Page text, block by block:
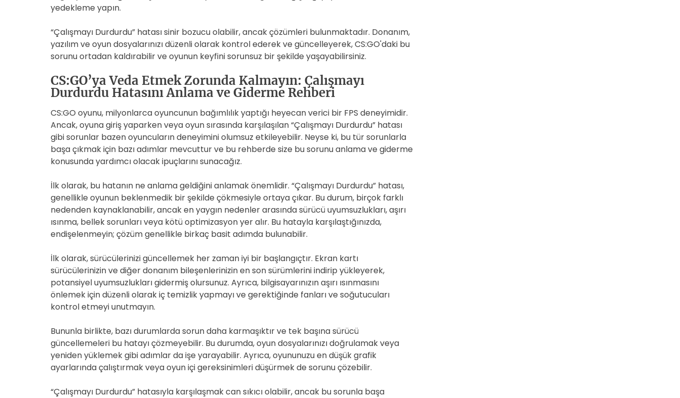
yedekleme yapın.
“Çalışmayı Durdurdu” hatası sinir bozucu olabilir, ancak çözümleri bulunmaktadır. Donanım,
yazılım ve oyun dosyalarınızı düzenli olarak kontrol ederek ve güncelleyerek, CS:GO'daki bu
sorunu ortadan kaldırabilir ve oyunun keyfini sorunsuz bir şekilde yaşayabilirsiniz.
CS:GO’ya Veda Etmek Zorunda Kalmayın: Çalışmayı
Durdurdu Hatasını Anlama ve Giderme Rehberi
CS:GO oyunu, milyonlarca oyuncunun bağımlılık yaptığı heyecan verici bir FPS deneyimidir.
Ancak, oyuna giriş yaparken veya oyun sırasında karşılaşılan “Çalışmayı Durdurdu” hatası
gibi sorunlar bazen oyuncuların deneyimini olumsuz etkileyebilir. Neyse ki, bu tür sorunlarla
başa çıkmak için bazı adımlar mevcuttur ve bu rehberde size bu sorunu anlama ve giderme
konusunda yardımcı olacak ipuçlarını sunacağız.
İlk olarak, bu hatanın ne anlama geldiğini anlamak önemlidir. “Çalışmayı Durdurdu” hatası,
genellikle oyunun beklenmedik bir şekilde çökmesiyle ortaya çıkar. Bu durum, birçok farklı
nedenden kaynaklanabilir, ancak en yaygın nedenler arasında sürücü uyumsuzlukları, aşırı
ısınma, bellek sorunları veya kötü optimizasyon yer alır. Bu hatayla karşılaştığınızda,
endişelenmeyin; çözüm genellikle birkaç basit adımda bulunabilir.
İlk olarak, sürücülerinizi güncellemek her zaman iyi bir başlangıçtır. Ekran kartı
sürücülerinizin ve diğer donanım bileşenlerinizin en son sürümlerini indirip yükleyerek,
potansiyel uyumsuzlukları gidermiş olursunuz. Ayrıca, bilgisayarınızın aşırı ısınmasını
önlemek için düzenli olarak iç temizlik yapmayı ve gerektiğinde fanları ve soğutucuları
kontrol etmeyi unutmayın.
Bununla birlikte, bazı durumlarda sorun daha karmaşıktır ve tek başına sürücü
güncellemeleri bu hatayı çözmeyebilir. Bu durumda, oyun dosyalarınızı doğrulamak veya
yeniden yüklemek gibi adımlar da işe yarayabilir. Ayrıca, oyununuzu en düşük grafik
ayarlarında çalıştırmak veya oyun içi gereksinimleri düşürmek de sorunu çözebilir.
“Çalışmayı Durdurdu” hatasıyla karşılaşmak can sıkıcı olabilir, ancak bu sorunla başa